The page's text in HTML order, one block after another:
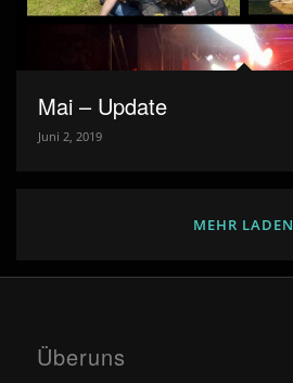
Mai – Update
Juni 2, 2019
MEHR LADEN
Überuns